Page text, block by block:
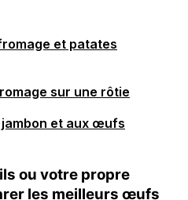
et patates
sur une rôtie
et aux œufs
ou votre propre
les meilleurs œufs